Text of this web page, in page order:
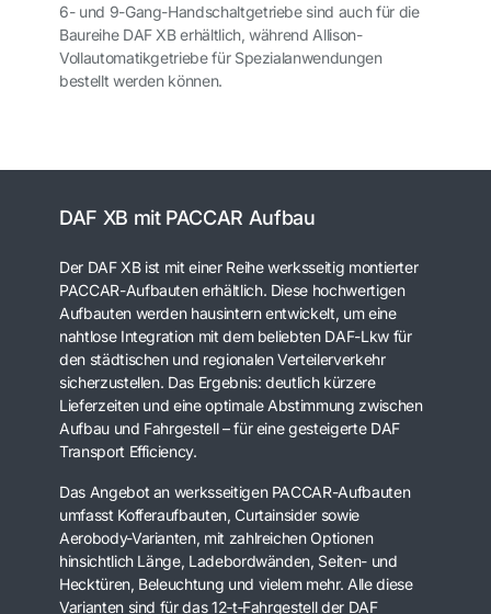
6- und 9-Gang-Handschaltgetriebe sind auch für die
Baureihe DAF XB erhältlich, während Allison-
Vollautomatikgetriebe für Spezialanwendungen
bestellt werden können.
DAF XB mit PACCAR Aufbau
Der DAF XB ist mit einer Reihe werksseitig montierter
PACCAR-Aufbauten erhältlich. Diese hochwertigen
Aufbauten werden hausintern entwickelt, um eine
nahtlose Integration mit dem beliebten DAF-Lkw für
den städtischen und regionalen Verteilerverkehr
sicherzustellen. Das Ergebnis: deutlich kürzere
Lieferzeiten und eine optimale Abstimmung zwischen
Aufbau und Fahrgestell – für eine gesteigerte DAF
Transport Efficiency.
Das Angebot an werksseitigen PACCAR-Aufbauten
umfasst Kofferaufbauten, Curtainsider sowie
Aerobody-Varianten, mit zahlreichen Optionen
hinsichtlich Länge, Ladebordwänden, Seiten- und
Hecktüren, Beleuchtung und vielem mehr. Alle diese
Varianten sind für das 12‑t‑Fahrgestell der DAF